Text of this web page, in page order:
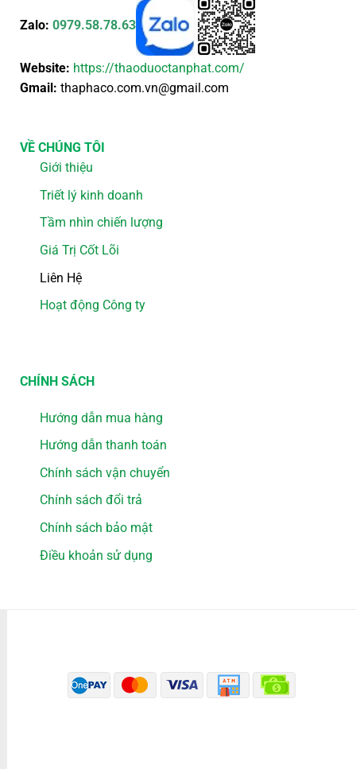
Zalo: 0979.58.78.63
Website: https://thaoduoctanphat.com/
Gmail: thaphaco.com.vn@gmail.com
VỀ CHÚNG TÔI
Giới thiệu
Triết lý kinh doanh
Tầm nhìn chiến lượng
Giá Trị Cốt Lõi
Liên Hệ
Hoạt động Công ty
CHÍNH SÁCH
Hướng dẫn mua hàng
Hướng dẫn thanh toán
Chính sách vận chuyển
Chính sách đổi trả
Chính sách bảo mật
Điều khoản sử dụng